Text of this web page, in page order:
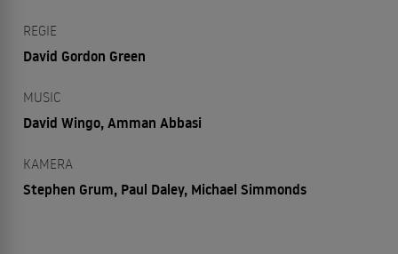
REGIE
David Gordon Green
MUSIC
David Wingo, Amman Abbasi
KAMERA
Stephen Grum, Paul Daley, Michael Simmonds